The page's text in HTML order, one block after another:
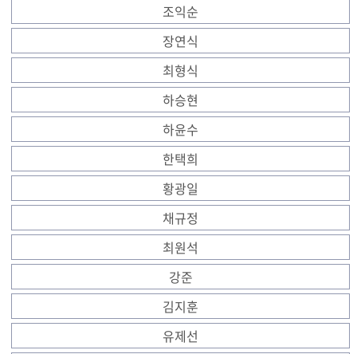
조익순
장연식
최형식
하승현
하윤수
한택희
황광일
채규정
최원석
강준
김지훈
유제선